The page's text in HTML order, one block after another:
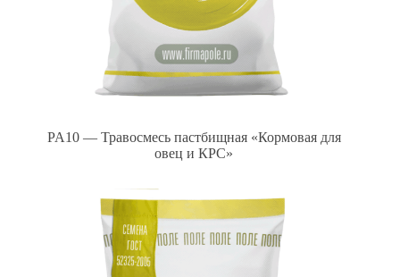
PA10 — Травосмесь пастбищная «Кормовая для
овец и КРС»